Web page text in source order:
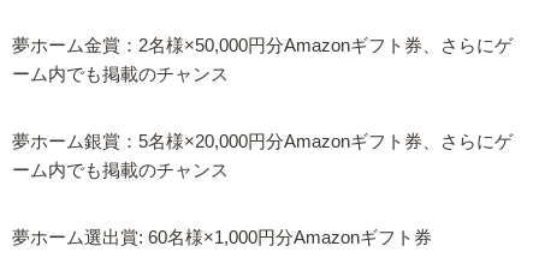
夢ホーム金賞：2名様×50,000円分Amazonギフト券、さらにゲ
ーム内でも掲載のチャンス
夢ホーム銀賞：5名様×20,000円分Amazonギフト券、さらにゲ
ーム内でも掲載のチャンス
夢ホーム選出賞: 60名様×1,000円分Amazonギフト券